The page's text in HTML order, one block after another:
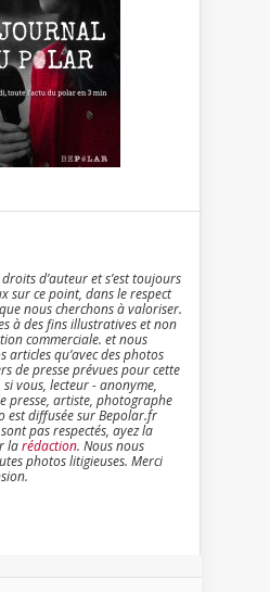
d’auteur et s’est toujours
sur ce point, dans le respect
nous cherchons à valoriser.
à des fins illustratives et non
commerciale. et nous
articles qu’avec des photos
de presse prévues pour cette
vous, lecteur - anonyme,
presse, artiste, photographe
est diffusée sur Bepolar.fr
pas respectés, ayez la
larédaction. Nous nous
photos litigieuses. Merci